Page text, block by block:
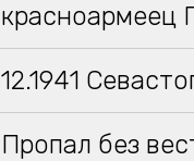
красноармеец
12.1941
Пропал без